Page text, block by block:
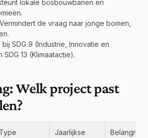
lokale bosbouwbanen en
Vermindert de vraag naar jonge bomen,
bij SDG 9 (Industrie, Innovatie en
13 (Klimaatactie).
Welk project past
Type
Jaarlijkse